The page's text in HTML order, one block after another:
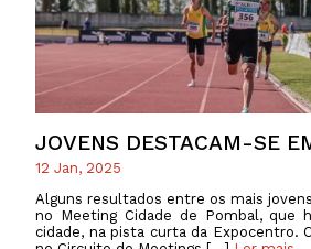
JOVENS DESTACAM-SE
12 Jan, 2025
Alguns resultados entre os mais
no Meeting Cidade de Pombal, que
cidade, na pista curta da Expocentro.